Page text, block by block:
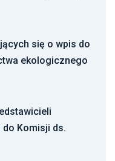
się o wpis do
ekologicznego
Komisji ds.